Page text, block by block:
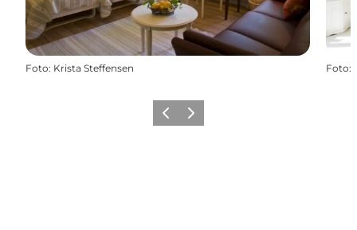
Foto: Krista Steffensen Foto:
ZurückWeiter